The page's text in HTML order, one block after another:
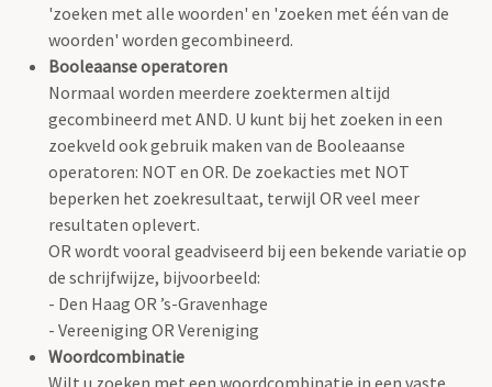
'zoeken met alle woorden' en 'zoeken met één van de
woorden' worden gecombineerd.
Booleaanse operatoren
Normaal worden meerdere zoektermen altijd
gecombineerd met AND. U kunt bij het zoeken in een
zoekveld ook gebruik maken van de Booleaanse
operatoren: NOT en OR. De zoekacties met NOT
beperken het zoekresultaat, terwijl OR veel meer
resultaten oplevert.
OR wordt vooral geadviseerd bij een bekende variatie op
de schrijfwijze, bijvoorbeeld:
- Den Haag OR ’s-Gravenhage
- Vereeniging OR Vereniging
Woordcombinatie
Wilt u zoeken met een woordcombinatie in een vaste